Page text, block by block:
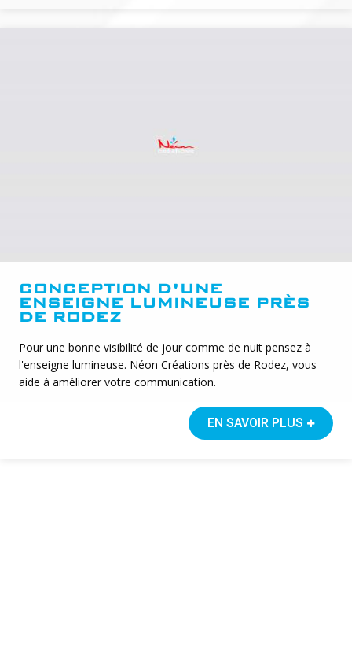
CONCEPTION D'UNE
ENSEIGNE LUMINEUSE PRÈS
DE RODEZ
Pour une bonne visibilité de jour comme de nuit pensez à
l'enseigne lumineuse. Néon Créations près de Rodez, vous
aide à améliorer votre communication.
EN SAVOIR PLUS